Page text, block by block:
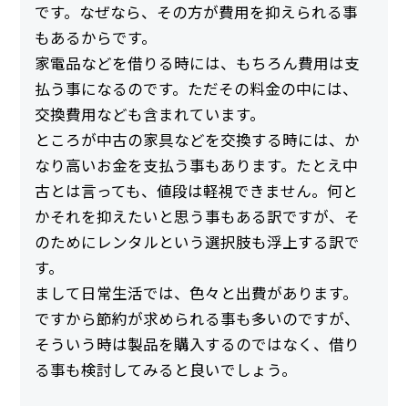
です。なぜなら、その方が費用を抑えられる事
もあるからです。
家電品などを借りる時には、もちろん費用は支
払う事になるのです。ただその料金の中には、
交換費用なども含まれています。
ところが中古の家具などを交換する時には、か
なり高いお金を支払う事もあります。たとえ中
古とは言っても、値段は軽視できません。何と
かそれを抑えたいと思う事もある訳ですが、そ
のためにレンタルという選択肢も浮上する訳で
す。
まして日常生活では、色々と出費があります。
ですから節約が求められる事も多いのですが、
そういう時は製品を購入するのではなく、借り
る事も検討してみると良いでしょう。